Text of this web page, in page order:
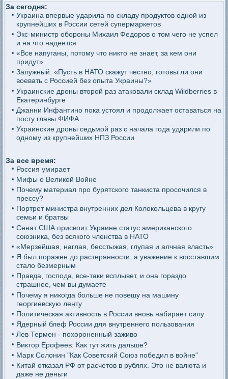
За сегодня:
Украина впервые ударила по складу продуктов одной из
крупнейших в России сетей супермаркетов
Экс-министр обороны Михаил Федоров о том чего не успел
и на что надеется
«Все напуганы, потому что никто не знает, за кем они
придут»
Залужный: «Пусть в НАТО скажут честно, готовы ли они
воевать с Россией без опыта Украины?»
Украинские дроны второй раз атаковали склад Wildberries в
Екатеринбурге
Джанни Инфантино пока устоял и продолжает оставаться на
посту главы ФИФА
Украинские дроны седьмой раз с начала года ударили по
одному из крупнейших НПЗ России
За все время:
Россия умирает
Мифы о Великой Войне
Почему материал про бурятского танкиста просочился в
прессу?
Портрет министра внутренних дел Колокольцева в кругу
семьи и братвы
Сенат США присвоит Украине статус американского
союзника, без всякого членства в НАТО
«Мерзейшая, наглая, бесстыжая, глупая и алчная власть»
Я был поражен до растерянности, а уважение к восставшим
стало безмерным
Правда, господа, все-таки всплывет, и она гораздо
страшнее, чем вы думаете
Почему я никогда больше не повешу на машину
георгиевскую ленту
Политическая активность в России вновь набирает силу
Ядерный блеф России для внутреннего пользования
Лев Термен - похороненный заживо
Виктор Ерофеев: Как тут жить дальше?
Марк Солонин "Как Советский Союз победил в войне"
Китай отказал РФ от расчетов в рублях. Это не валюта и
даже не деньги